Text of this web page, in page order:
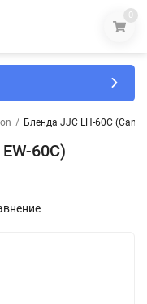
0
/ Бленда JJC LH-60С
60C)